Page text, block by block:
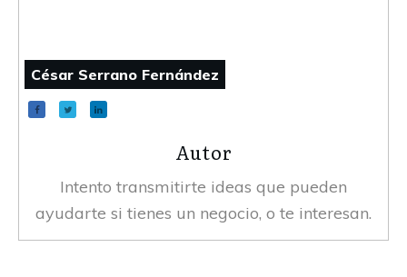
César Serrano Fernández
Autor
Intento transmitirte ideas que pueden
ayudarte si tienes un negocio, o te interesan.